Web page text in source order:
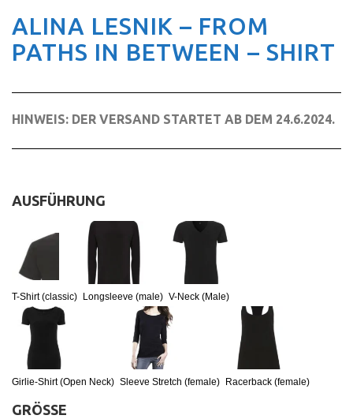
ALINA LESNIK – FROM
PATHS IN BETWEEN – SHIRT
HINWEIS: DER VERSAND STARTET AB DEM 24.6.2024.
AUSFÜHRUNG
T-Shirt (classic) Longsleeve (male) V-Neck (Male)
Girlie-Shirt (Open Neck) Sleeve Stretch (female) Racerback (female)
GRÖSSE